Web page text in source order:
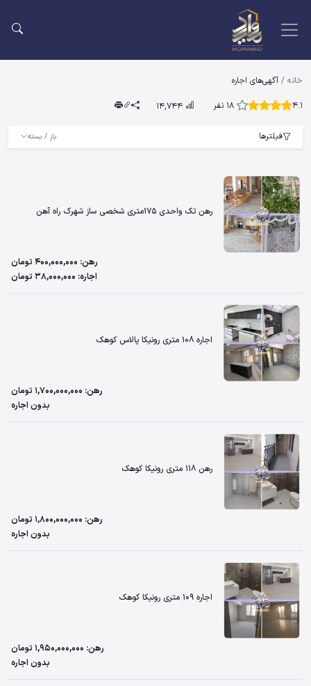
خانه / آگهی‌های اجاره
آگهی‌های رهن و اجاره
4.1 18 نفر
فیلترها باز / بسته
رهن تک واحدی 175متری شخصی ساز شهرک راه آهن
رهن: 400,000,000 تومان
اجاره: 38,000,000 تومان
اجاره 108 متری رونیکا پالاس کوهک
رهن: 1,700,000,000 تومان
بدون اجاره
رهن 118 متری رونیکا کوهک
رهن: 1,800,000,000 تومان
بدون اجاره
اجاره 109 متری رونیکا کوهک
رهن: 1,950,000,000 تومان
بدون اجاره